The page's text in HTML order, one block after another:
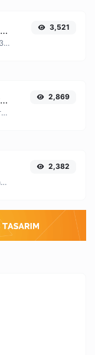
vérificateur de redirection d'URL
Recherche les redirections 301 et 302 d'une URL spécifique. La recherche portera sur un maximum de 10 redirections.
3,521
Générateur de signature
Générez facilement votre propre signature personnalisée et téléchargez-la en toute simplicité.
2,869
Encodez toute chaîne de caractères saisie en Base64.
2,382